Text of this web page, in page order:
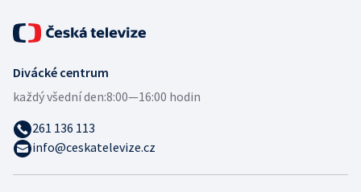
Divácké centrum
každý všední den:8:00—16:00 hodin
261 136 113
info@ceskatelevize.cz